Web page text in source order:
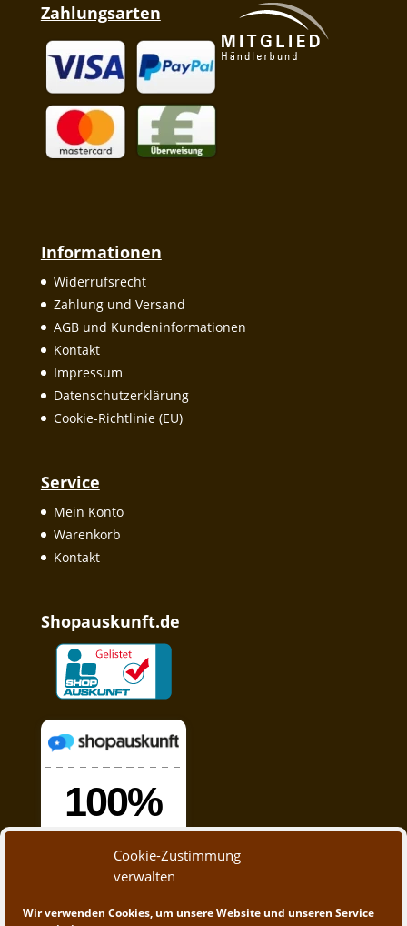
Cookie-Zustimmung
verwalten
Wir verwenden Cookies, um unsere Website und unseren Service
Zahlungsarten
Informationen
Widerrufsrecht
Zahlung und Versand
AGB und Kundeninformationen
Kontakt
Impressum
Datenschutzerklärung
Cookie-Richtlinie (EU)
Service
Mein Konto
Warenkorb
Kontakt
Shopauskunft.de